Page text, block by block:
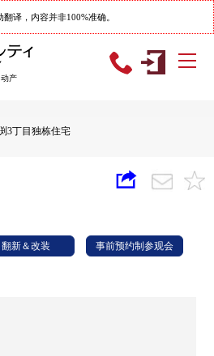
译，内容并非100%准确。
产
3丁目独栋住宅
翻新＆改装 事前预约制参观会